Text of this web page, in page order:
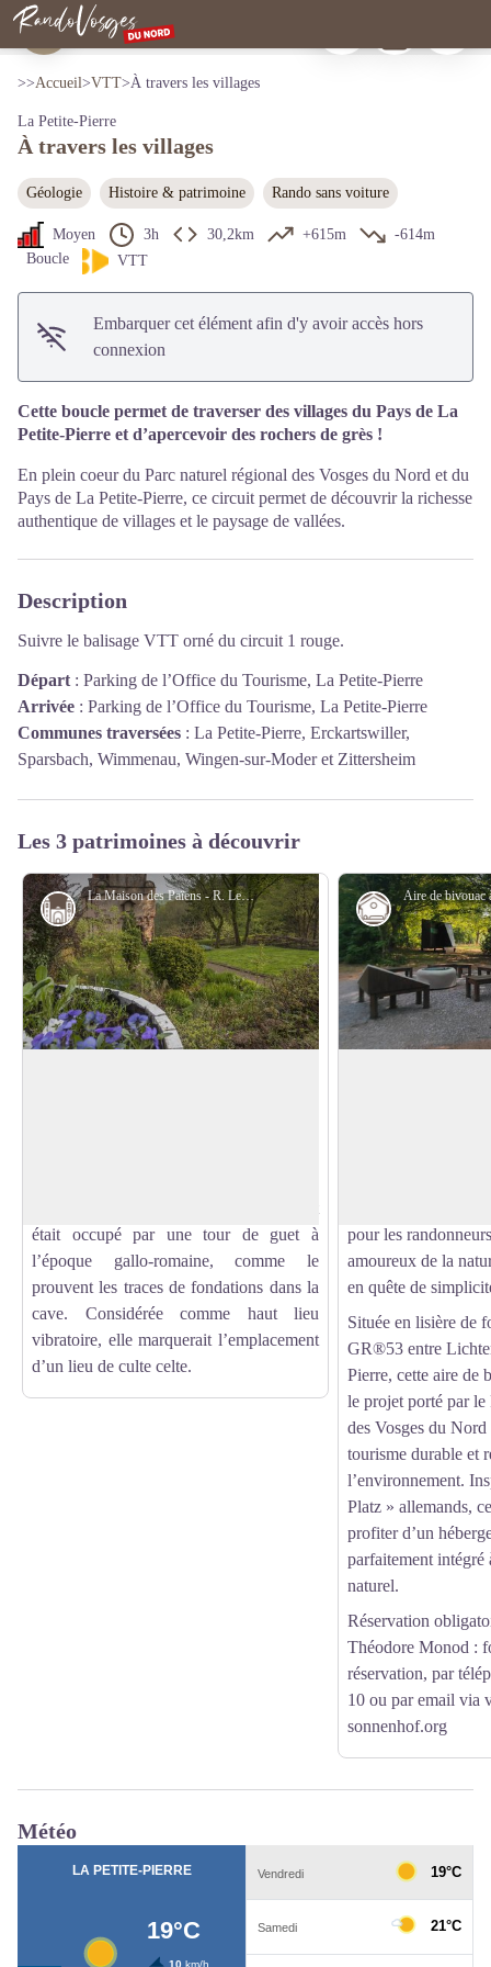
Rando Vosges du Nord
À travers les villages
Rocher de l'Englishberg - R.Letscher
Voir l'image en plein écran
>>Accueil>VTT>À travers les villages
La Petite-Pierre
À travers les villages
Géologie Histoire & patrimoine Rando sans voiture
Moyen 3h 30,2km +615m
-614m
Boucle
VTT
Embarquer cet élément afin d'y avoir accès hors
connexion
Cette boucle permet de traverser des villages du Pays de La
Petite-Pierre et d’apercevoir des rochers de grès !
En plein coeur du Parc naturel régional des Vosges du Nord et du
Pays de La Petite-Pierre, ce circuit permet de découvrir la richesse
authentique de villages et le paysage de vallées.
Description
Suivre le balisage VTT orné du circuit 1 rouge.
Départ : Parking de l’Office du Tourisme, La Petite-Pierre
Arrivée : Parking de l’Office du Tourisme, La Petite-Pierre
Communes traversées : La Petite-Pierre, Erckartswiller,
Sparsbach, Wimmenau, Wingen-sur-Moder et Zittersheim
Les 3 patrimoines à découvrir
La Maison des Païens - R. Letscher
Monuments et architecture
était occupé par une tour de guet à
l’époque gallo-romaine, comme le
prouvent les traces de fondations dans la
cave. Considérée comme haut lieu
vibratoire, elle marquerait l’emplacement
d’un lieu de culte celte.
Refuge-abris
pour les
amoureux de la
en quête de
Située en lisière de
GR®53 entre
Pierre, cette aire de
le projet porté par
des Vosges du
tourisme durable et
l’environnement.
Platz » allemands,
profiter d’un
parfaitement intégré
naturel.
Réservation
Théodore Monod :
réservation, par
10 ou par email via
sonnenhof.org
Météo